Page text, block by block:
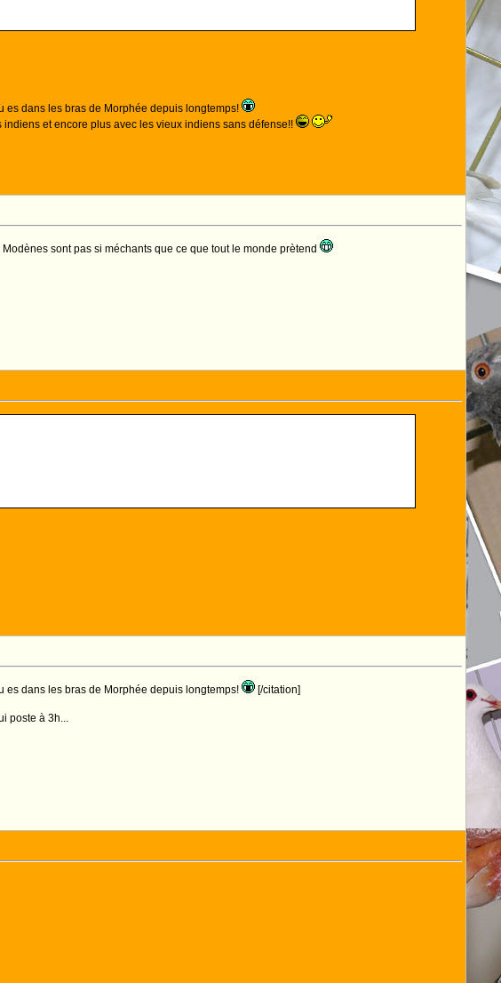
es dans les bras de Morphée depuis longtemps!
et encore plus avec les vieux indiens sans défense!!
sont pas si méchants que ce que tout le monde prètend
es dans les bras de Morphée depuis longtemps! [/citation]
poste à 3h...